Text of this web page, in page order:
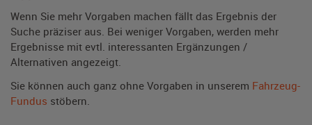
Wenn Sie mehr Vorgaben machen fällt das Ergebnis der
Suche präziser aus. Bei weniger Vorgaben, werden mehr
Ergebnisse mit evtl. interessanten Ergänzungen /
Alternativen angezeigt.
Sie können auch ganz ohne Vorgaben in unserem Fahrzeug-
Fundus stöbern.